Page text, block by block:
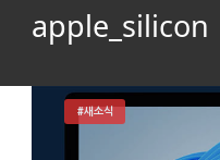
apple_silicon
#새소식